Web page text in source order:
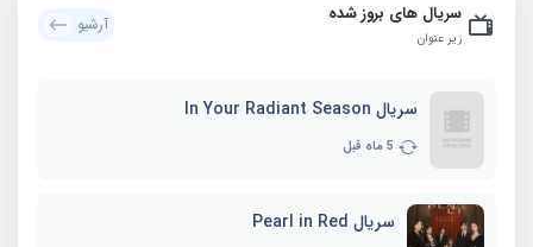
سریال های بروز شده
زیر عنوان
آرشیو
سریال In Your Radiant Season
5 ماه قبل
سریال Pearl in Red